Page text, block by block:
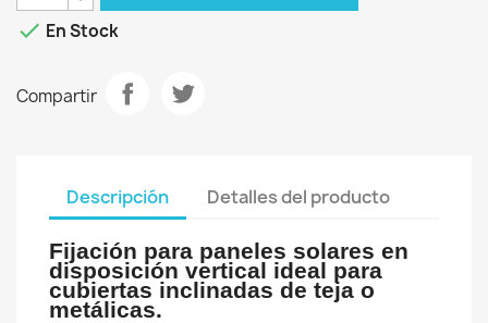
 En Stock
Compartir
Descripción Detalles del producto
Fijación para paneles solares en
disposición vertical ideal para
cubiertas inclinadas de teja o
metálicas.